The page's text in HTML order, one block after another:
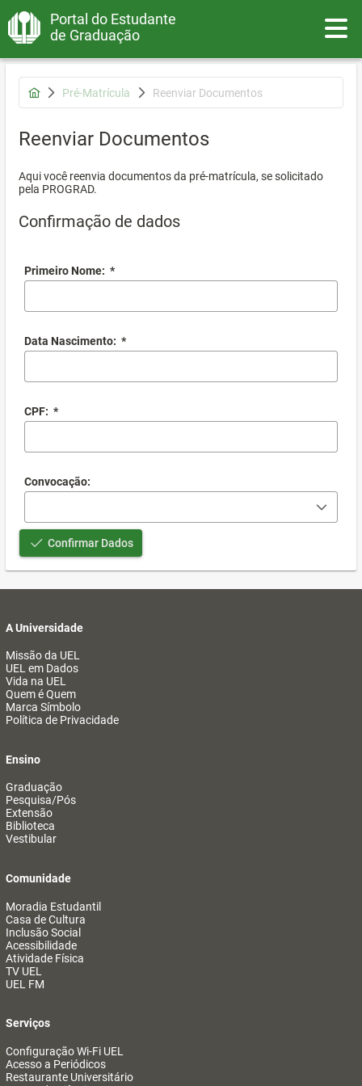
Portal do Estudante
de Graduação
Pré-Matrícula Reenviar Documentos
Reenviar Documentos
Aqui você reenvia documentos da pré-matrícula, se solicitado
pela PROGRAD.
Confirmação de dados
Primeiro Nome: *
Data Nascimento: *
CPF: *
Convocação:
Confirmar Dados
A Universidade
Missão da UEL
UEL em Dados
Vida na UEL
Quem é Quem
Marca Símbolo
Política de Privacidade
Ensino
Graduação
Pesquisa/Pós
Extensão
Biblioteca
Vestibular
Comunidade
Moradia Estudantil
Casa de Cultura
Inclusão Social
Acessibilidade
Atividade Física
TV UEL
UEL FM
Serviços
Configuração Wi-Fi UEL
Acesso a Periódicos
Restaurante Universitário